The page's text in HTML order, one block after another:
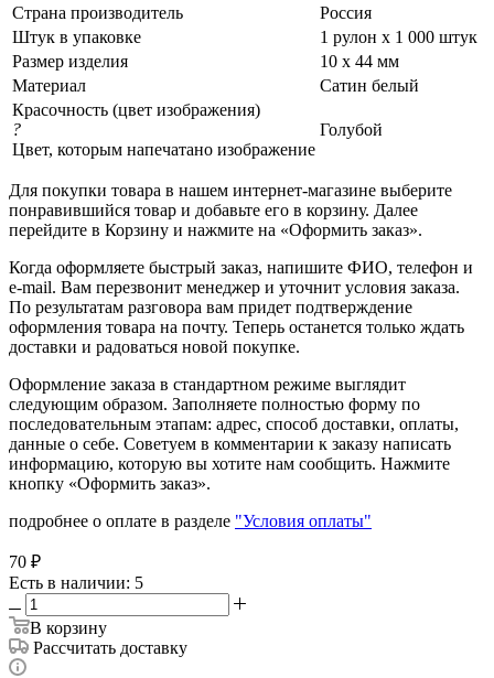
Страна производитель
Россия
Штук в упаковке
1 рулон х 1 000 штук
Размер изделия
10 х 44 мм
Материал
Сатин белый
Красочность (цвет изображения)
?
Цвет, которым напечатано изображение
Голубой
Для покупки товара в нашем интернет-магазине выберите
понравившийся товар и добавьте его в корзину. Далее
перейдите в Корзину и нажмите на «Оформить заказ».
Когда оформляете быстрый заказ, напишите ФИО, телефон и
e-mail. Вам перезвонит менеджер и уточнит условия заказа.
По результатам разговора вам придет подтверждение
оформления товара на почту. Теперь останется только ждать
доставки и радоваться новой покупке.
Оформление заказа в стандартном режиме выглядит
следующим образом. Заполняете полностью форму по
последовательным этапам: адрес, способ доставки, оплаты,
данные о себе. Советуем в комментарии к заказу написать
информацию, которую вы хотите нам сообщить. Нажмите
кнопку «Оформить заказ».
подробнее о оплате в разделе "Условия оплаты"
70 ₽
Есть в наличии: 5
В корзину
Рассчитать доставку